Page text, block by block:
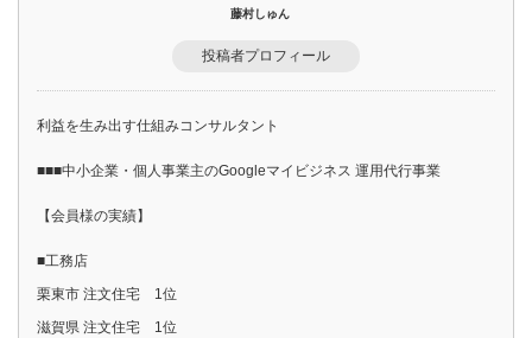
藤村しゅん
投稿者プロフィール
利益を生み出す仕組みコンサルタント
■■■中小企業・個人事業主のGoogleマイビジネス 運用代行事業
【会員様の実績】
■工務店
栗東市 注文住宅 1位
滋賀県 注文住宅 1位